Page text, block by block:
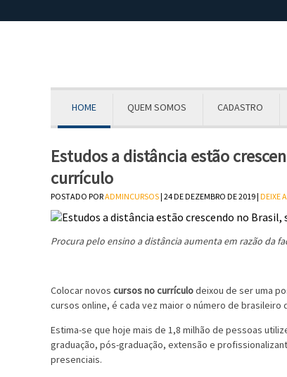
HOME QUEM SOMOS CADASTRO
Estudos a distância estão
currículo
POSTADO PORADMINCURSOS| 24 DE DEZEMBRO DE 2019 | DEIXE
Procura pelo ensino a distância aumenta em razão da
Colocar novos cursos no currículodeixou de ser uma
cursos online, é cada vez maior o número de brasileiro
Estima-se que hoje mais de 1,8 milhão de pessoas
graduação, pós-graduação, extensão e
presenciais.